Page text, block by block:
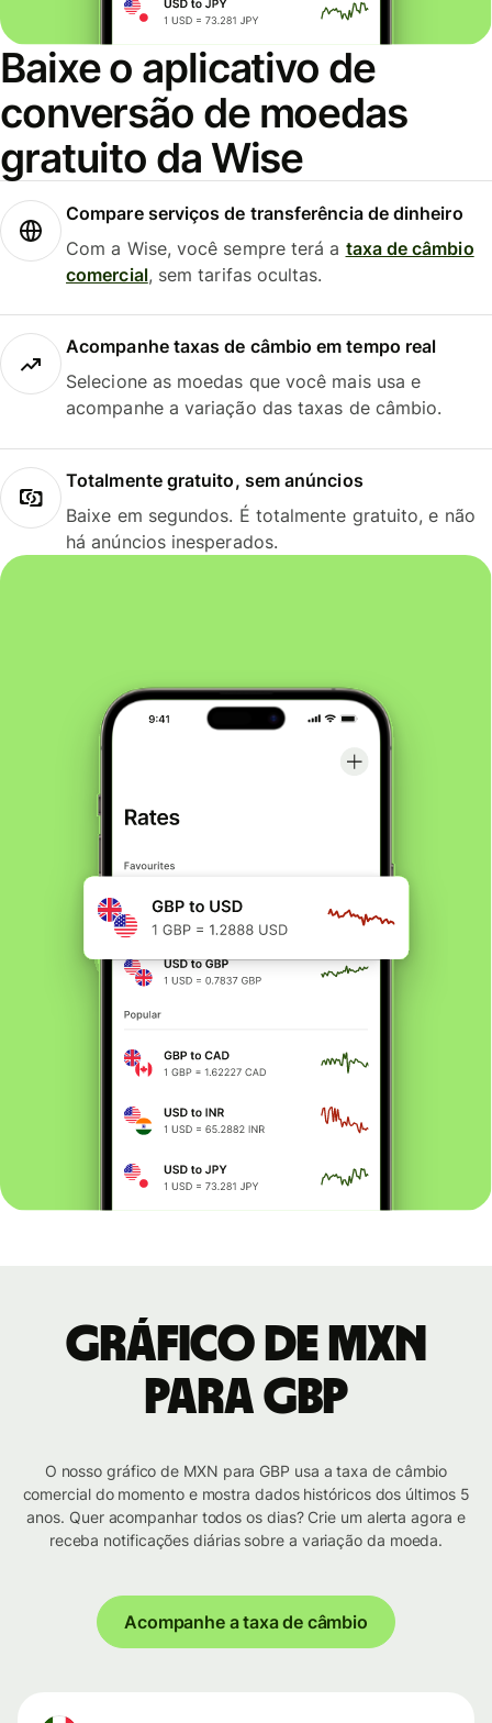
Baixe o aplicativo de
conversão de moedas
gratuito da Wise
Compare serviços de transferência de dinheiro
Com a Wise, você sempre terá a taxa de câmbio
comercial, sem tarifas ocultas.
Acompanhe taxas de câmbio em tempo real
Selecione as moedas que você mais usa e
acompanhe a variação das taxas de câmbio.
Totalmente gratuito, sem anúncios
Baixe em segundos. É totalmente gratuito, e não
há anúncios inesperados.
Gráfico de MXN
para GBP
O nosso gráfico de MXN para GBP usa a taxa de câmbio
comercial do momento e mostra dados históricos dos últimos 5
anos. Quer acompanhar todos os dias? Crie um alerta agora e
receba notificações diárias sobre a variação da moeda.
Acompanhe a taxa de câmbio